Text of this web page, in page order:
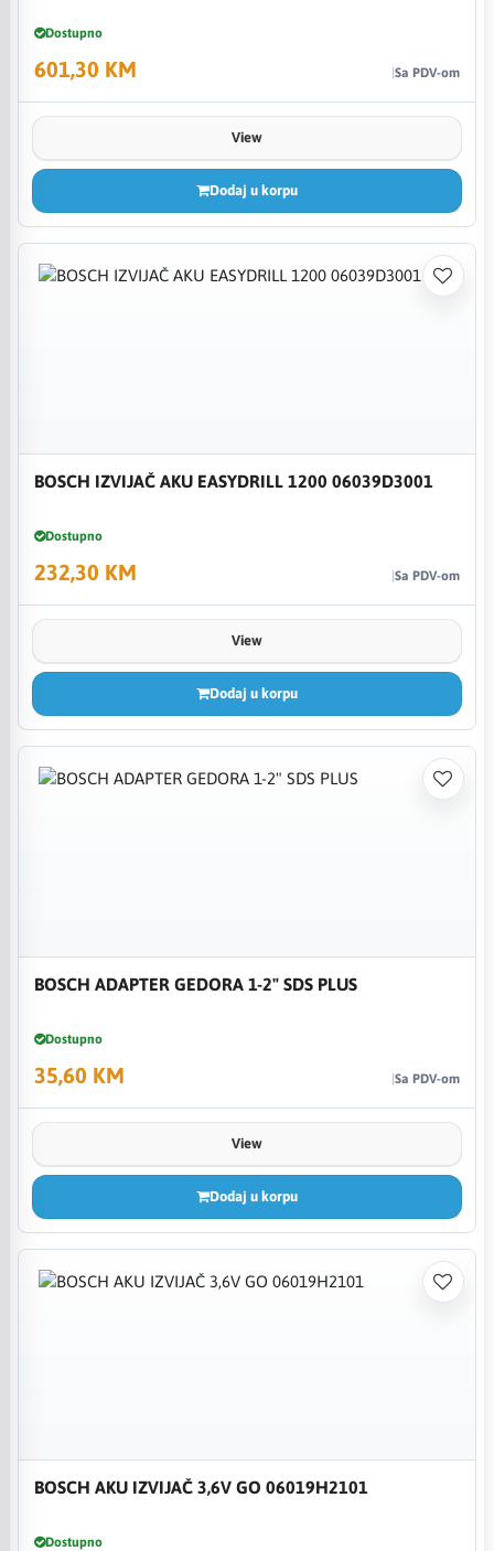
Dostupno
601,30 KM Sa PDV-om
View
Dodaj u korpu
BOSCH IZVIJAČ AKU EASYDRILL 1200 06039D3001
Dostupno
232,30 KM Sa PDV-om
View
Dodaj u korpu
BOSCH ADAPTER GEDORA 1-2" SDS PLUS
Dostupno
35,60 KM Sa PDV-om
View
Dodaj u korpu
BOSCH AKU IZVIJAČ 3,6V GO 06019H2101
Dostupno